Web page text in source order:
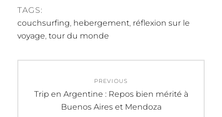
TAGS:
couchsurfing, hebergement, réflexion sur le
voyage, tour du monde
de
l’article
PREVIOUS
Previous
Trip en Argentine : Repos bien mérité à
Buenos Aires et Mendoza